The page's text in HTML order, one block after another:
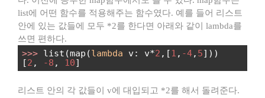
list에 어떤 함수를 적용해주는 함수였다. 예를 들어 리스트
안에 있는 값들에 모두 *2를 한다면 아래와 같이 lambda를
쓰면 편하다.
>>> list(map(lambda v: v*2 ,[1 , -4, 5]))
[2 , -8 , 10]
리스트 안의 각 값들이 v에 대입되고 *2를 해서 돌려준다.